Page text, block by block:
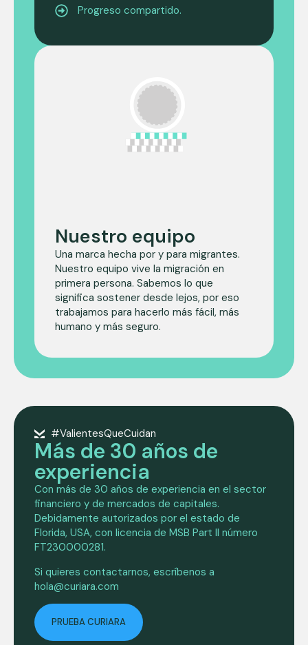
Progreso compartido.
Nuestro equipo
Una marca hecha por y para migrantes.
Nuestro equipo vive la migración en
primera persona. Sabemos lo que
significa sostener desde lejos, por eso
trabajamos para hacerlo más fácil, más
humano y más seguro.
#ValientesQueCuidan
Más de 30 años de
experiencia
Con más de 30 años de experiencia en el sector
financiero y de mercados de capitales.
Debidamente autorizados por el estado de
Florida, USA, con licencia de MSB Part II número
FT230000281.
Si quieres contactarnos, escríbenos a
hola@curiara.com
PRUEBA CURIARA